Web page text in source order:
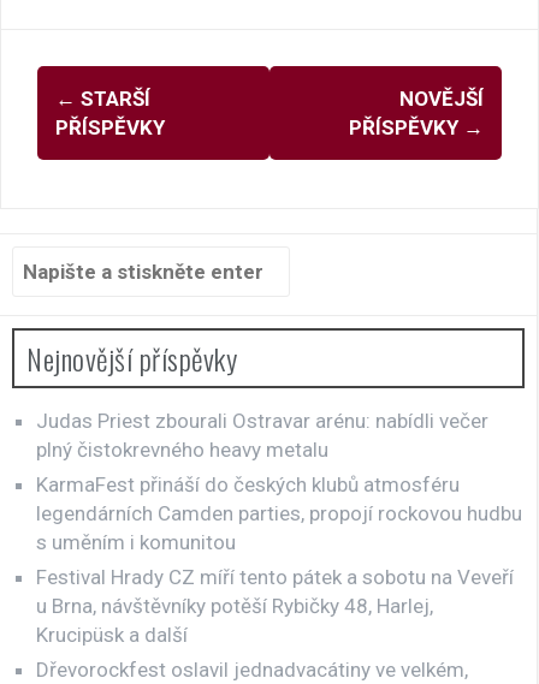
Navigace
pro
příspěvky
← STARŠÍ
PŘÍSPĚVKY
NOVĚJŠÍ
PŘÍSPĚVKY →
Hledat:
Nejnovější příspěvky
Judas Priest zbourali Ostravar arénu: nabídli večer
plný čistokrevného heavy metalu
KarmaFest přináší do českých klubů atmosféru
legendárních Camden parties, propojí rockovou hudbu
s uměním i komunitou
Festival Hrady CZ míří tento pátek a sobotu na Veveří
u Brna, návštěvníky potěší Rybičky 48, Harlej,
Krucipüsk a další
Dřevorockfest oslavil jednadvacátiny ve velkém,